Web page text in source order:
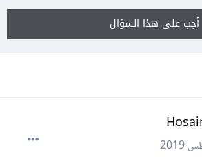
أجب على هذا السؤال